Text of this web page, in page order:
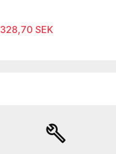
328,70 SEK
build